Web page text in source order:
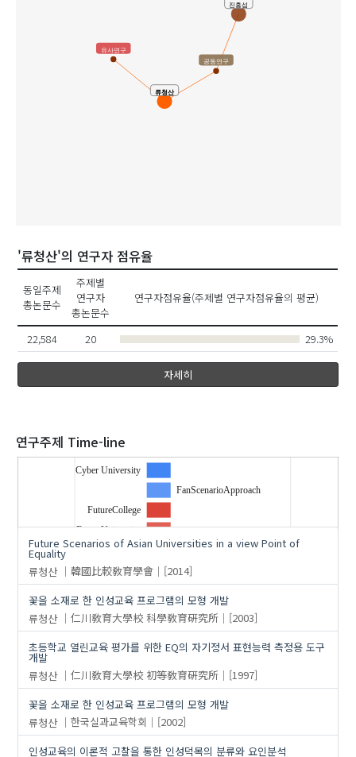
진홍섭
류청산
공동연구
유사연구
'류청산'의 연구자 점유율
동일주제
총논문수
주제별
연구자
총논문수
연구자점유율(주제별 연구자점유율의 평균)
22,584 20 29.3%
자세히
연구주제 Time-line
…
Cyber University
FanScenarioApproach
FutureCollege
FutureUniversity
Higher Education
convergence
futurology
고등교육
미래대학
미래학
사이버대학
융합
팬시나리오
평등성
의 발표논문(7)
Future Scenarios of Asian Universities in a view Point of
Equality
류청산
韓國比較敎育學會
[2014]
꽃을 소재로 한 인성교육 프로그램의 모형 개발
류청산
仁川敎育大學校 科學敎育硏究所
[2003]
초등학교 열린교육 평가를 위한 EQ의 자기정서 표현능력 측정용 도구
개발
류청산
仁川敎育大學校 初等敎育硏究所
[1997]
꽃을 소재로 한 인성교육 프로그램의 모형 개발
류청산
한국실과교육학회
[2002]
인성교육의 이론적 고찰을 통한 인성덕목의 분류와 요인분석